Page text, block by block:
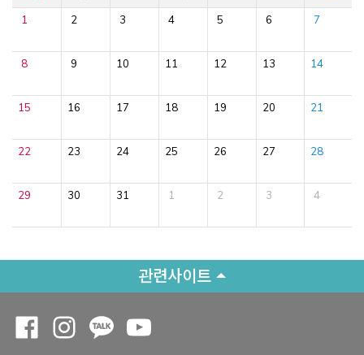
1 2 3 4 5 6 7
8 9 10 11 12 13 14
15 16 17 18 19 20 21
22 23 24 25 26 27 28
29 30 31 1 2 3 4
관련사이트
Opens a new window
Opens a new window
Opens a new window